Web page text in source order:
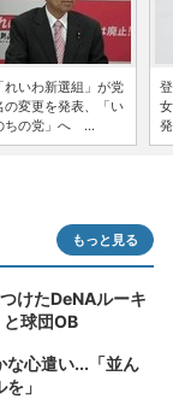
「れいわ新選組」が党
の変更を発表、「い
ちの党」へ ...
もっと見る
けたDeNAルーキ
球団OB
な心遣い...「並ん
」